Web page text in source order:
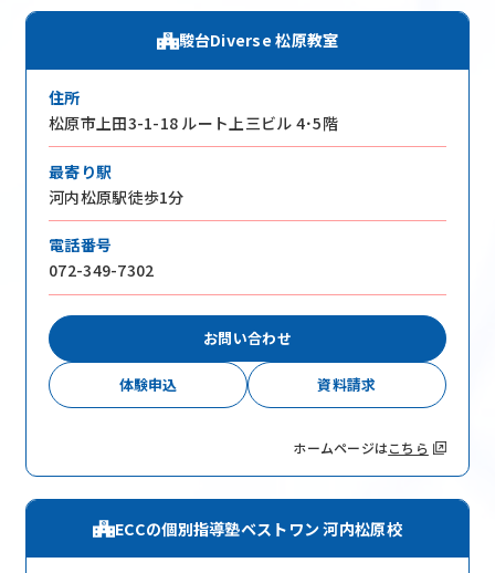
駿台Diverse 松原教室
住所
松原市上田3-1-18 ルート上三ビル 4･5階
最寄り駅
河内松原駅徒歩1分
電話番号
072-349-7302
お問い合わせ
体験申込 資料請求
ホームページはこちら
ECCの個別指導塾ベストワン 河内松原校